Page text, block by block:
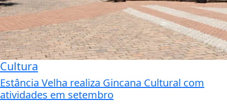
Cultura
Estância Velha realiza Gincana Cultural com
atividades em setembro